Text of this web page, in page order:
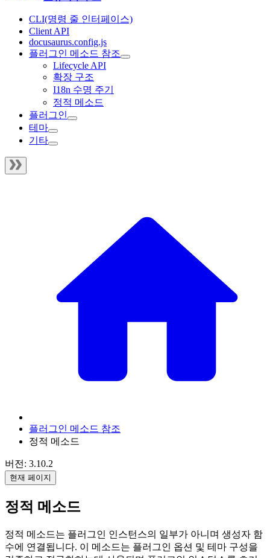
CLI(명령 줄 인터페이스)
Client API
docusaurus.config.js
플러그인 메소드 참조
Lifecycle API
확장 구조
I18n 수명 주기
정적 메소드
플러그인
테마
기타
플러그인 메소드 참조
정적 메소드
버전: 3.10.2
현재 페이지
정적 메소드
정적 메소드는 플러그인 인스턴스의 일부가 아니며 생성자 함
수에 연결됩니다. 이 메소드는 플러그인 옵션 및 테마 구성을